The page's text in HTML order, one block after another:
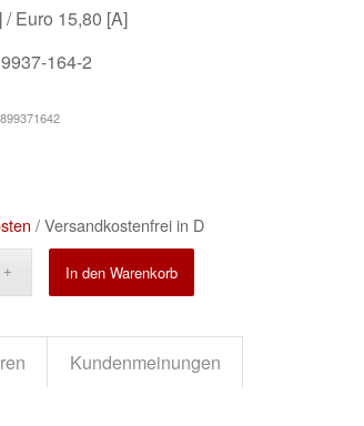
/ Euro 15,80 [A]
164-2
/ Versandkostenfrei in D
In den Warenkorb
Kundenmeinungen